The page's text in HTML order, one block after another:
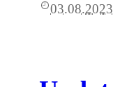
03.08.2023